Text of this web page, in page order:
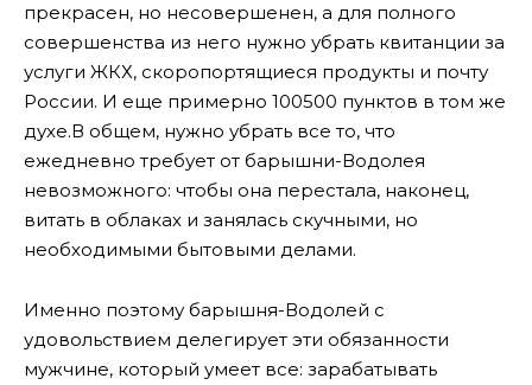
прекрасен, но несовершенен, а для полного
совершенства из него нужно убрать квитанции за
услуги ЖКХ, скоропортящиеся продукты и почту
России. И еще примерно 100500 пунктов в том же
духе.В общем, нужно убрать все то, что
ежедневно требует от барышни-Водолея
невозможного: чтобы она перестала, наконец,
витать в облаках и занялась скучными, но
необходимыми бытовыми делами.
Именно поэтому барышня-Водолей с
удовольствием делегирует эти обязанности
мужчине, который умеет все: зарабатывать